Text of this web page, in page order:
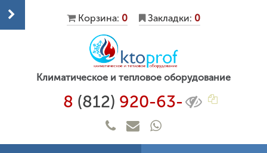
Корзина: 0 Закладки: 0
Климатическое и тепловое оборудование
8 (812) 920-63-